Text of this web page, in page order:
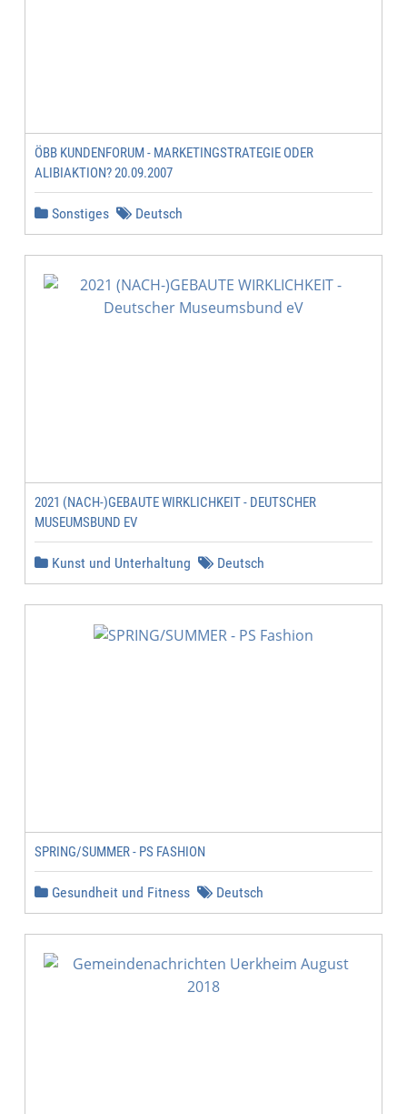
ÖBB KUNDENFORUM - MARKETINGSTRATEGIE ODER
ALIBIAKTION? 20.09.2007
Sonstiges Deutsch
2021 (NACH-)GEBAUTE WIRKLICHKEIT - DEUTSCHER
MUSEUMSBUND EV
Kunst und Unterhaltung Deutsch
SPRING/SUMMER - PS FASHION
Gesundheit und Fitness Deutsch